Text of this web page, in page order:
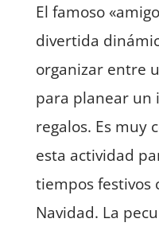
El famoso
divertida
organizar entre
para planear un
regalos. Es muy
esta actividad
tiempos festivos
Navidad. La